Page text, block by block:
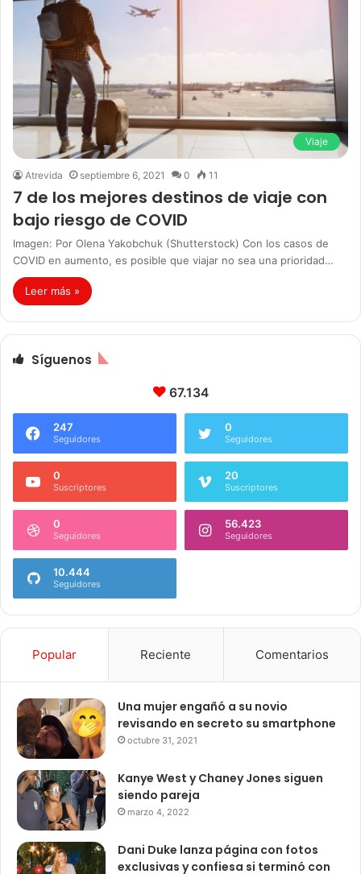
Viaje
Atrevida septiembre 6, 2021 0 11
7 de los mejores destinos de viaje con
bajo riesgo de COVID
Imagen: Por Olena Yakobchuk (Shutterstock) Con los casos de
COVID en aumento, es posible que viajar no sea una prioridad…
Leer más »
Síguenos
67.134
247
Seguidores
0
Seguidores
0
Suscriptores
20
Suscriptores
0
Seguidores
56.423
Seguidores
10.444
Seguidores
Popular Reciente Comentarios
Una mujer engañó a su novio
revisando en secreto su smartphone
octubre 31, 2021
Kanye West y Chaney Jones siguen
siendo pareja
marzo 4, 2022
Dani Duke lanza página con fotos
exclusivas y confiesa si terminó con